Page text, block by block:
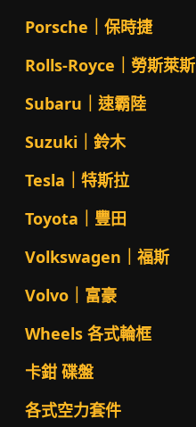
Porsche｜保時捷
Rolls-Royce｜勞斯萊斯
Subaru｜速霸陸
Suzuki｜鈴木
Tesla｜特斯拉
Toyota｜豐田
Volkswagen｜福斯
Volvo｜富豪
Wheels 各式輪框
卡鉗 碟盤
各式空力套件